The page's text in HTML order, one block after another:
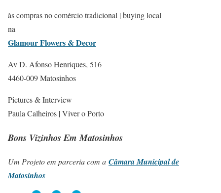
às compras no comércio tradicional | buying local
na
Glamour Flowers & Decor
Av D. Afonso Henriques, 516
4460-009 Matosinhos
Pictures & Interview
Paula Calheiros | Viver o Porto
Bons Vizinhos Em Matosinhos
Um Projeto em parceria com a Câmara Municipal de
Matosinhos